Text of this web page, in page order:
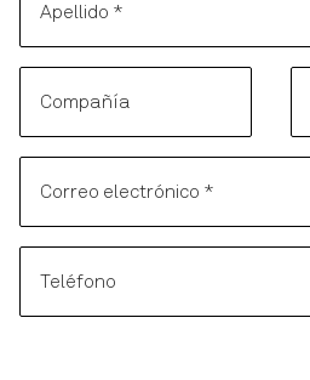
Apellido *
Compañía
Correo electrónico *
Teléfono